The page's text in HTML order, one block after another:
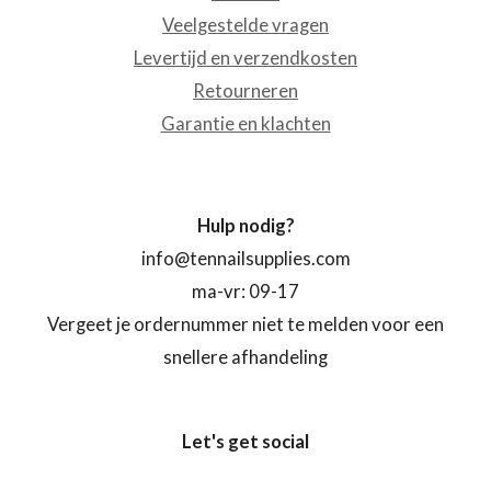
Veelgestelde vragen
Levertijd en verzendkosten
Retourneren
Garantie en klachten
Hulp nodig?
info@tennailsupplies.com
ma-vr: 09-17
Vergeet je ordernummer niet te melden voor een
snellere afhandeling
Let's get social